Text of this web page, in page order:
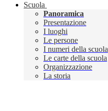
Scuola
Panoramica
Presentazione
I luoghi
Le persone
I numeri della scuola
Le carte della scuola
Organizzazione
La storia